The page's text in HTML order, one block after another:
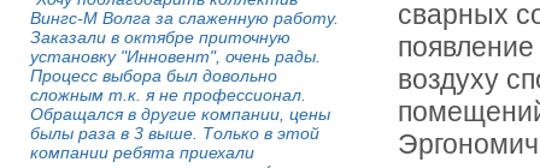
сварных
воздуху
Вингс-М Волга за слаженную работу.
Заказали в октябре приточную
установку "Инновент", очень рады.
Процесс выбора был довольно
сложным т.к. я не профессионал.
Обращался в другие компании, цены
былы раза в 3 выше. Только в этой
компании ребята приехали